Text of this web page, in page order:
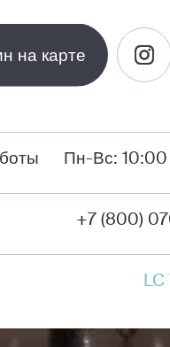
на карте
Пн-Вс:
+7 (800)
LC